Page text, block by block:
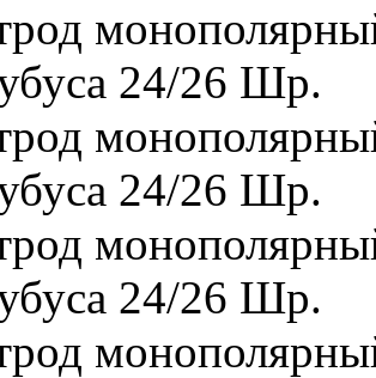
24/26 Шр.
24/26 Шр.
24/26 Шр.